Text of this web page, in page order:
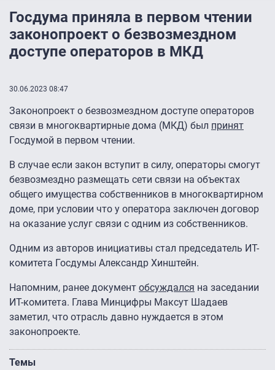
Госдума приняла в первом чтении
законопроект о безвозмездном
доступе операторов в МКД
30.06.2023 08:47
Законопроект о безвозмездном доступе операторов
связи в многоквартирные дома (МКД) был принят
Госдумой в первом чтении.
В случае если закон вступит в силу, операторы смогут
безвозмездно размещать сети связи на объектах
общего имущества собственников в многоквартирном
доме, при условии что у оператора заключен договор
на оказание услуг связи с одним из собственников.
Одним из авторов инициативы стал председатель ИТ-
комитета Госдумы Александр Хинштейн.
Напомним, ранее документ обсуждался на заседании
ИТ-комитета. Глава Минцифры Максут Шадаев
заметил, что отрасль давно нуждается в этом
законопроекте.
Темы